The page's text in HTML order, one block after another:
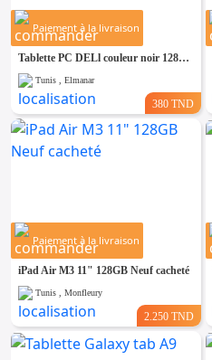
Paiement à la livraison
Tablette PC DELl couleur noir 128stokage 4g Ram bonne état
Tunis , Elmanar
380 TND
Paiement à la livraison
iPad Air M3 11" 128GB Neuf cacheté
Tunis , Monfleury
2.250 TND